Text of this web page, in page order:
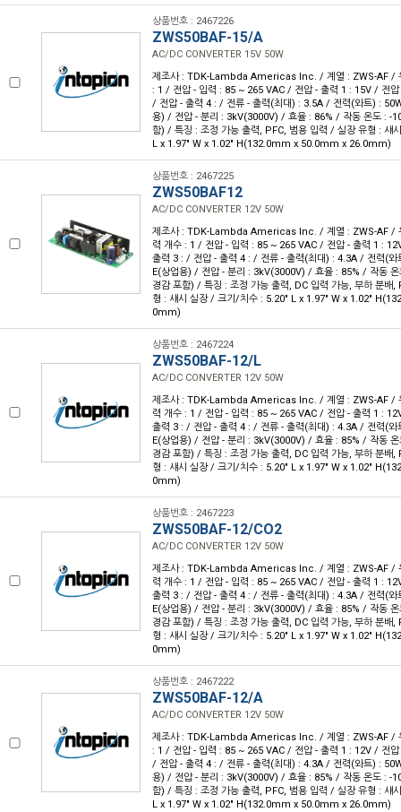
상품번호 : 2467226
ZWS50BAF-15/A
AC/DC CONVERTER 15V 50W
제조사 : TDK-Lambda Americas Inc. / 계열 : ZWS-AF /
: 1 / 전압 - 입력 : 85 ~ 265 VAC / 전압 - 출력 1 : 15V / 전
/ 전압 - 출력 4 : / 전류 - 출력(최대) : 3.5A / 전력(와트) :
용) / 전압 - 분리 : 3kV(3000V) / 효율 : 86% / 작동 온도 : -
함) / 특징 : 조정 가능 출력, PFC, 범용 입력 / 실장 유형 : 섀
L x 1.97" W x 1.02" H(132.0mm x 50.0mm x 26.0mm)
상품번호 : 2467225
ZWS50BAF12
AC/DC CONVERTER 12V 50W
제조사 : TDK-Lambda Americas Inc. / 계열 : ZWS-AF /
력 개수 : 1 / 전압 - 입력 : 85 ~ 265 VAC / 전압 - 출력 1 :
출력 3 : / 전압 - 출력 4 : / 전류 - 출력(최대) : 4.3A / 전력(
E(상업용) / 전압 - 분리 : 3kV(3000V) / 효율 : 85% / 작동 온
경감 포함) / 특징 : 조정 가능 출력, DC 입력 가능, 부하 분배
형 : 섀시 실장 / 크기/치수 : 5.20" L x 1.97" W x 1.02"
0mm)
상품번호 : 2467224
ZWS50BAF-12/L
AC/DC CONVERTER 12V 50W
제조사 : TDK-Lambda Americas Inc. / 계열 : ZWS-AF /
력 개수 : 1 / 전압 - 입력 : 85 ~ 265 VAC / 전압 - 출력 1 :
출력 3 : / 전압 - 출력 4 : / 전류 - 출력(최대) : 4.3A / 전력(
E(상업용) / 전압 - 분리 : 3kV(3000V) / 효율 : 85% / 작동 온
경감 포함) / 특징 : 조정 가능 출력, DC 입력 가능, 부하 분배
형 : 섀시 실장 / 크기/치수 : 5.20" L x 1.97" W x 1.02"
0mm)
상품번호 : 2467223
ZWS50BAF-12/CO2
AC/DC CONVERTER 12V 50W
제조사 : TDK-Lambda Americas Inc. / 계열 : ZWS-AF /
력 개수 : 1 / 전압 - 입력 : 85 ~ 265 VAC / 전압 - 출력 1 :
출력 3 : / 전압 - 출력 4 : / 전류 - 출력(최대) : 4.3A / 전력(
E(상업용) / 전압 - 분리 : 3kV(3000V) / 효율 : 85% / 작동 온
경감 포함) / 특징 : 조정 가능 출력, DC 입력 가능, 부하 분배
형 : 섀시 실장 / 크기/치수 : 5.20" L x 1.97" W x 1.02"
0mm)
상품번호 : 2467222
ZWS50BAF-12/A
AC/DC CONVERTER 12V 50W
제조사 : TDK-Lambda Americas Inc. / 계열 : ZWS-AF /
: 1 / 전압 - 입력 : 85 ~ 265 VAC / 전압 - 출력 1 : 12V / 전
/ 전압 - 출력 4 : / 전류 - 출력(최대) : 4.3A / 전력(와트) :
용) / 전압 - 분리 : 3kV(3000V) / 효율 : 85% / 작동 온도 : -
함) / 특징 : 조정 가능 출력, PFC, 범용 입력 / 실장 유형 : 섀
L x 1.97" W x 1.02" H(132.0mm x 50.0mm x 26.0mm)